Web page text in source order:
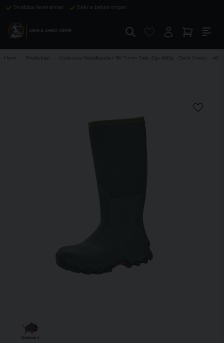
Snabba leveranser Säkra betalningar
Hem Produkter Gateway Woodbeater 18\ 7mm Side-Zip 400g - Dark Green - 46